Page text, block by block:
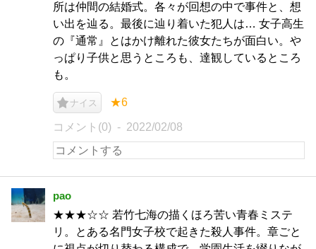
所は仲間の結婚式。各々が回想の中で事件と、想
い出を辿る。最後に辿り着いた犯人は… 女子高生
の『通常』とはかけ離れた彼女たちが面白い。や
っぱり子供と思うところも、達観しているところ
も。
ナイス ★6
コメント(0) 2022/02/08
pao
★★★☆☆ 若竹七海の描くほろ苦い青春ミステ
リ。とある名門女子校で起きた殺人事件。章ごと